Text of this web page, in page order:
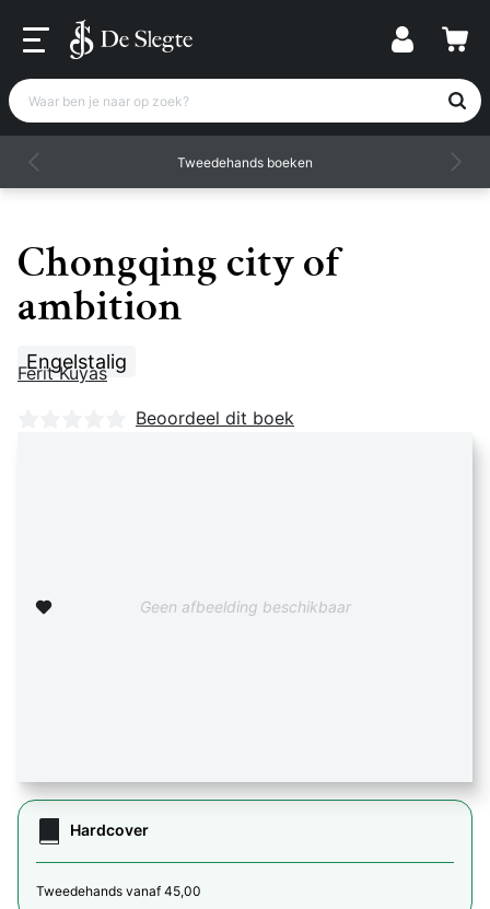
Waar ben je naar op zoek?
Tweedehands boeken
Chongqing city of
ambition
Engelstalig
Ferit Kuyas
Nog geen beoordelingen
Beoordeel dit boek
Geen afbeelding beschikbaar
Hardcover
Tweedehands vanaf 45,00